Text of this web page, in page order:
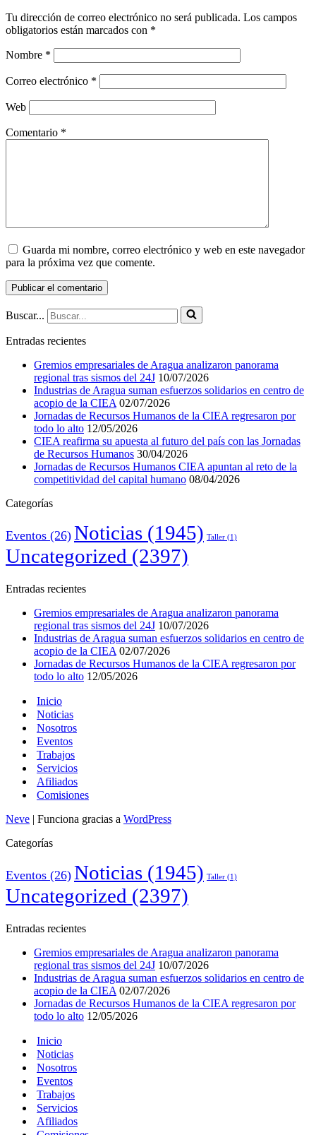
Tu dirección de correo electrónico no será publicada. Los campos
obligatorios están marcados con *
Nombre *
Correo electrónico *
Web
Comentario *
Guarda mi nombre, correo electrónico y web en este navegador
para la próxima vez que comente.
Buscar...
Entradas recientes
Gremios empresariales de Aragua analizaron panorama
regional tras sismos del 24J 10/07/2026
Industrias de Aragua suman esfuerzos solidarios en centro de
acopio de la CIEA 02/07/2026
Jornadas de Recursos Humanos de la CIEA regresaron por
todo lo alto 12/05/2026
CIEA reafirma su apuesta al futuro del país con las Jornadas
de Recursos Humanos 30/04/2026
Jornadas de Recursos Humanos CIEA apuntan al reto de la
competitividad del capital humano 08/04/2026
Categorías
Eventos (26) Noticias (1945) Taller (1)
Uncategorized (2397)
Entradas recientes
Gremios empresariales de Aragua analizaron panorama
regional tras sismos del 24J 10/07/2026
Industrias de Aragua suman esfuerzos solidarios en centro de
acopio de la CIEA 02/07/2026
Jornadas de Recursos Humanos de la CIEA regresaron por
todo lo alto 12/05/2026
Inicio
Noticias
Nosotros
Eventos
Trabajos
Servicios
Afiliados
Comisiones
Neve | Funciona gracias a WordPress
Categorías
Eventos (26) Noticias (1945) Taller (1)
Uncategorized (2397)
Entradas recientes
Gremios empresariales de Aragua analizaron panorama
regional tras sismos del 24J 10/07/2026
Industrias de Aragua suman esfuerzos solidarios en centro de
acopio de la CIEA 02/07/2026
Jornadas de Recursos Humanos de la CIEA regresaron por
todo lo alto 12/05/2026
Inicio
Noticias
Nosotros
Eventos
Trabajos
Servicios
Afiliados